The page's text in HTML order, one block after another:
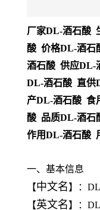
厂家DL-酒石酸
酸 价格DL-酒石
酒石酸 供应DL-
DL-酒石酸 直供
产DL-酒石酸 食
酸 品质DL-酒石
作用DL-酒石酸
一、基本信息
【中文名】：
【英文名】：